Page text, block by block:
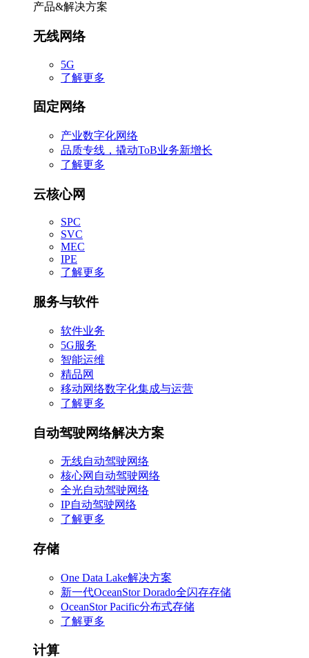
产品&解决方案
无线网络
5G
了解更多
固定网络
产业数字化网络
品质专线，撬动ToB业务新增长
了解更多
云核心网
SPC
SVC
MEC
IPE
了解更多
服务与软件
软件业务
5G服务
智能运维
精品网
移动网络数字化集成与运营
了解更多
自动驾驶网络解决方案
无线自动驾驶网络
核心网自动驾驶网络
全光自动驾驶网络
IP自动驾驶网络
了解更多
存储
One Data Lake解决方案
新一代OceanStor Dorado全闪存存储
OceanStor Pacific分布式存储
了解更多
计算